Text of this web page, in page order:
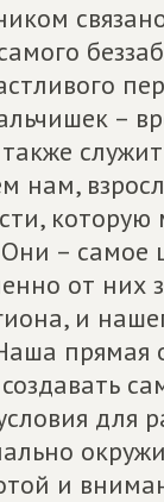
–
служит
нам,
– самое
от них
и
прямая
для
и